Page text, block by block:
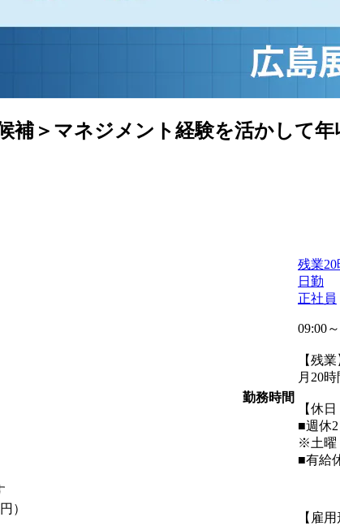
補＞マネジメント経験を活かして
）
勤務時間
残業
日勤
正社員
09:00
【残業
月20
【休
■週休
※土曜
■有給
【雇